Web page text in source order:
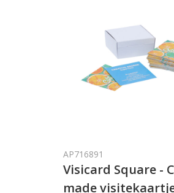
AP716891
Visicard Square -
made